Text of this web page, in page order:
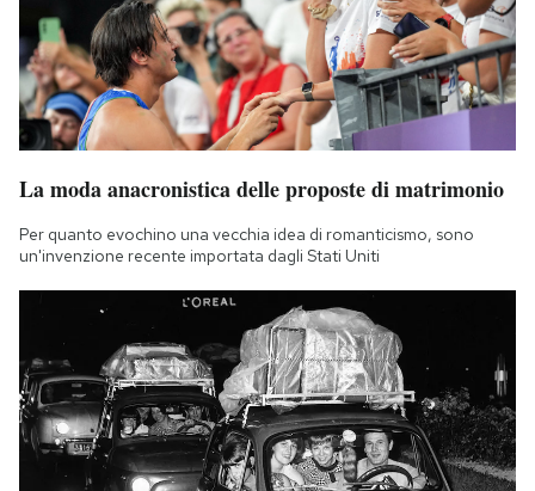
La moda anacronistica delle proposte di matrimonio
Per quanto evochino una vecchia idea di romanticismo, sono
un'invenzione recente importata dagli Stati Uniti